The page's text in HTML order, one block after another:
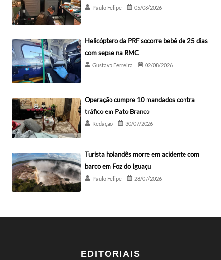
Paulo Felipe 05/08/2026
Helicóptero da PRF socorre bebê de 25 dias
com sepse na RMC
Gustavo Ferreira 02/08/2026
Operação cumpre 10 mandados contra
tráfico em Pato Branco
Redação 30/07/2026
Turista holandês morre em acidente com
barco em Foz do Iguaçu
Paulo Felipe 28/07/2026
EDITORIAIS